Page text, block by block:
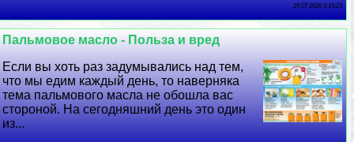
29 07 2026 5:15:23
Пальмовое масло - Польза и вред
Если вы хоть раз задумывались над тем,
что мы едим каждый день, то наверняка
тема пальмового масла не обошла вас
стороной. На сегодняшний день это один
из...